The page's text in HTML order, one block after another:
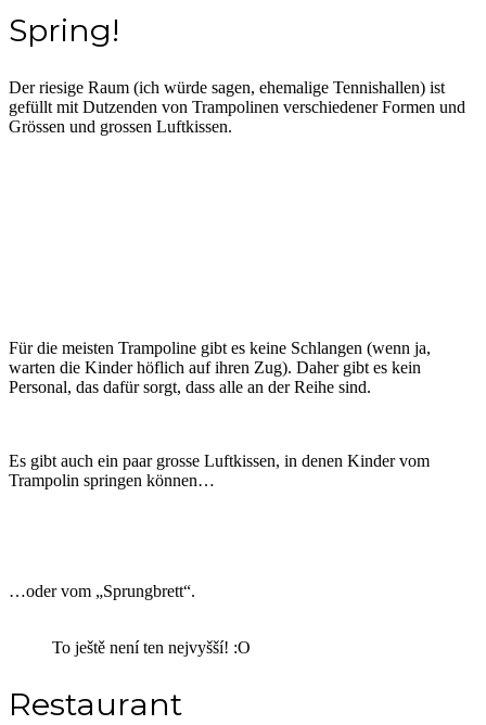
Spring!
Der riesige Raum (ich würde sagen, ehemalige Tennishallen) ist
gefüllt mit Dutzenden von Trampolinen verschiedener Formen und
Grössen und grossen Luftkissen.
Für die meisten Trampoline gibt es keine Schlangen (wenn ja,
warten die Kinder höflich auf ihren Zug). Daher gibt es kein
Personal, das dafür sorgt, dass alle an der Reihe sind.
Es gibt auch ein paar grosse Luftkissen, in denen Kinder vom
Trampolin springen können…
…oder vom „Sprungbrett“.
To ještě není ten nejvyšší! :O
Restaurant